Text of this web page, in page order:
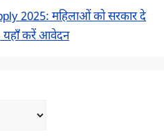
2025: महिलाओं को सरकार दे
यहाँ करें आवेदन